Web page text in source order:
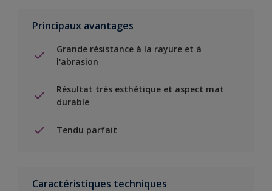
Principaux avantages
Grande résistance à la rayure et à
l'abrasion
Résultat très esthétique et aspect mat
durable
Tendu parfait
Caractéristiques techniques